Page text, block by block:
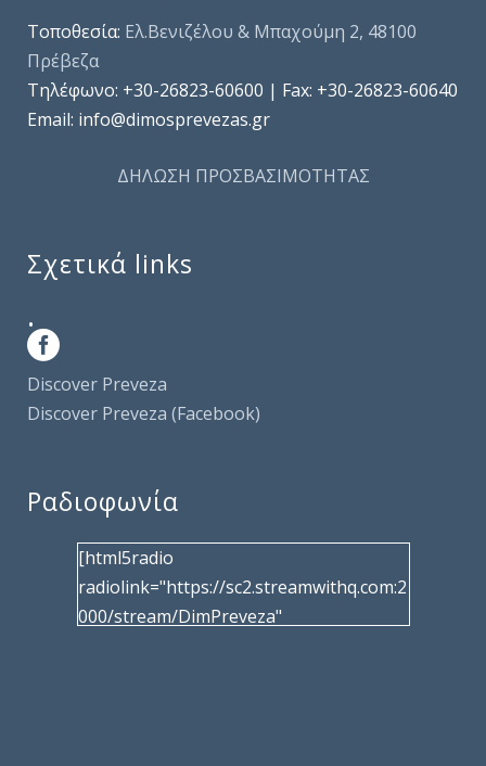
Τοποθεσία: Ελ.Βενιζέλου & Μπαχούμη 2, 48100
Πρέβεζα
Τηλέφωνo: +30-26823-60600 | Fax: +30-26823-60640
Email: info@dimosprevezas.gr
ΔΗΛΩΣΗ ΠΡΟΣΒΑΣΙΜΟΤΗΤΑΣ
Σχετικά links
.
Discover Preveza
Discover Preveza (Facebook)
Ραδιοφωνία
[html5radio
radiolink="https://sc2.streamwithq.com:2
000/stream/DimPreveza"